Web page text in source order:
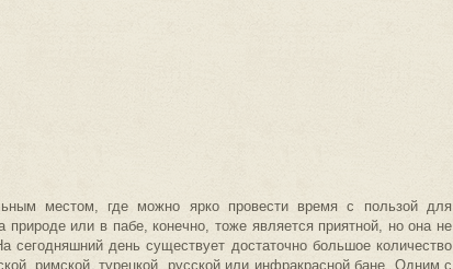
местом, где можно ярко провести время с пользой для
природе или в пабе, конечно, тоже является приятной, но она не
сегодняшний день существует достаточно большое количество
римской, турецкой, русской или инфракрасной бане. Одним с